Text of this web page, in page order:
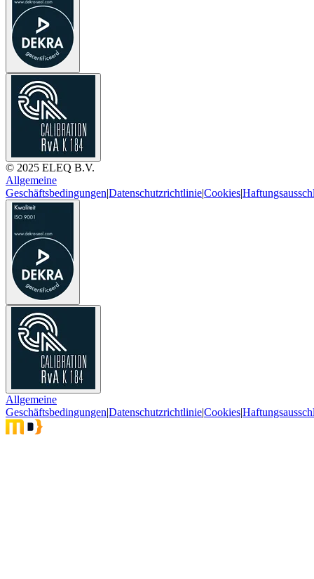
© 2025 ELEQ B.V.
Allgemeine
Geschäftsbedingungen|Datenschutzrichtlinie|Cookies|
Allgemeine
Geschäftsbedingungen|Datenschutzrichtlinie|Cookies|